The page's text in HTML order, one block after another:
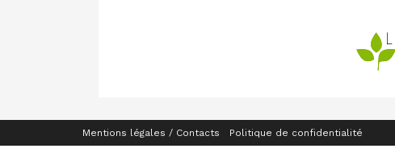
Mentions légales / Contacts Politique de confidentialité